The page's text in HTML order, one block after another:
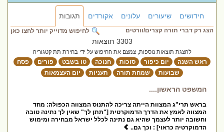
חידושים שיעורים עלונים אקורדים תגובות
לחיפוש מדוייק יותר לחצו כאן הצג רק דברי תורה קצרים/וורטים
3303 תוצאות
להצגת תוצאות נוספות, צמצם את החיפוש על ידי בחירת תת קטגוריה
ראש השנה יום כיפור סוכות חנוכה טו בשבט פורים
פסח
שבועות
שמחת תורה תעניות יום העצמאות
המשפט הראשון....
בראש תרי"ג המצוות הייתה צריכה להתנוס המצווה הכפולה: מחד
המצווה לאמץ את הדרך הדמוקרטית ["תתן לך" שאין לך נתינה טובה
וחשובה יותר לעצמך שהיא גם נתינה לכלל ישראל מבחירה ומימוש
הדמוקרטיה כראוי] : וכך גם..